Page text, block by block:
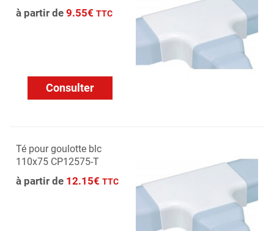
à partir de 9.55€ TTC
Consulter
Té pour goulotte blc
110x75 CP12575-T
à partir de 12.15€ TTC